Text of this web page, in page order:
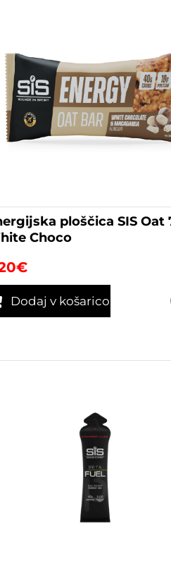
ploščica SIS Oat
Choco
€
Dodaj v košarico